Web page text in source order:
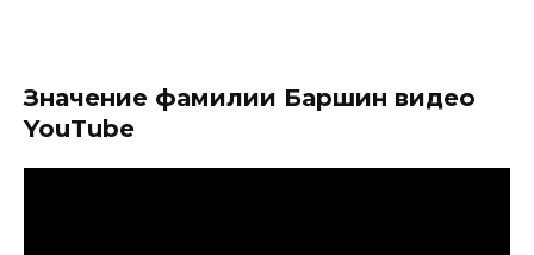
Значение фамилии Баршин видео
YouTube